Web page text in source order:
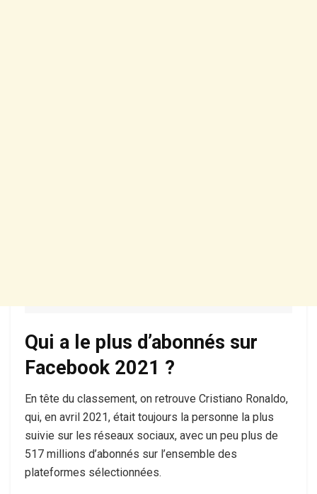
Qui a le plus d’abonnés sur
Facebook 2021 ?
En tête du classement, on retrouve Cristiano Ronaldo,
qui, en avril 2021, était toujours la personne la plus
suivie sur les réseaux sociaux, avec un peu plus de
517 millions d’abonnés sur l’ensemble des
plateformes sélectionnées.